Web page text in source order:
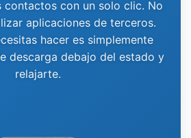
contactos con un solo clic. No
aplicaciones de terceros.
hacer es simplemente
descarga debajo del estado y
relajarte.